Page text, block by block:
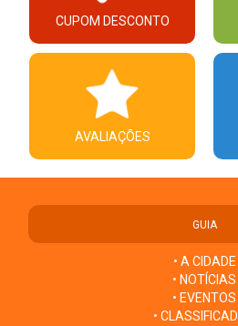
CUPOM DESCONTO
AVALIAÇÕES
GUIA
• A CIDADE
• NOTÍCIAS
• EVENTOS
•